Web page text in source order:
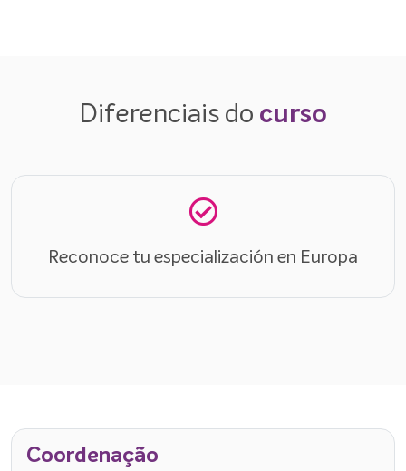
Diferenciais do curso
Reconoce tu especialización en Europa
Coordenação